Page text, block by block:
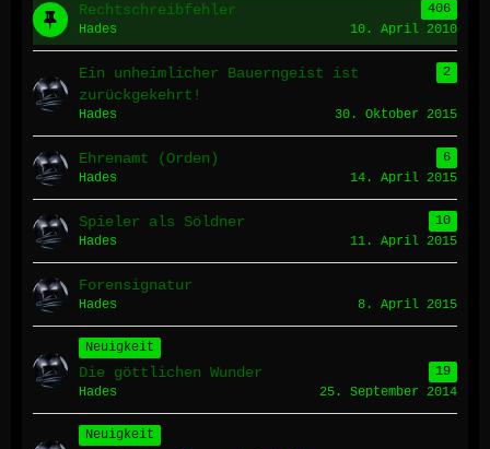
Rechtschreibfehler
406
Hades
10. April 2010
Ein unheimlicher Bauerngeist ist
zurückgekehrt!
2
Hades 30. Oktober 2015
Ehrenamt (Orden)
6
Hades
14. April 2015
Spieler als Söldner
10
Hades
11. April 2015
Forensignatur
Hades 8. April 2015
Neuigkeit
Die göttlichen Wunder
19
Hades
25. September 2014
Neuigkeit